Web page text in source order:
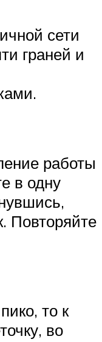
сети
граней и
работы
в одну
Повторяйте
то к
во